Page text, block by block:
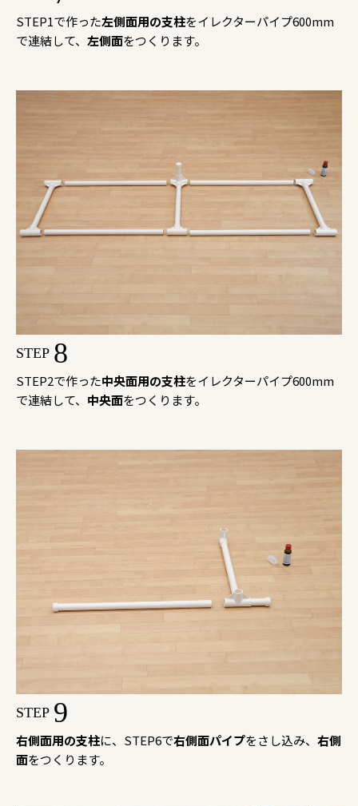
STEP1で作った左側面用の支柱をイレクターパイプ600mm
で連結して、 左側面をつくります。
STEP 8
STEP2で作った中央面用の支柱をイレクターパイプ600mm
で連結して、 中央面をつくります。
STEP 9
右側面用の支柱に、STEP6で右側面パイプをさし込み、 右側
面をつくります。